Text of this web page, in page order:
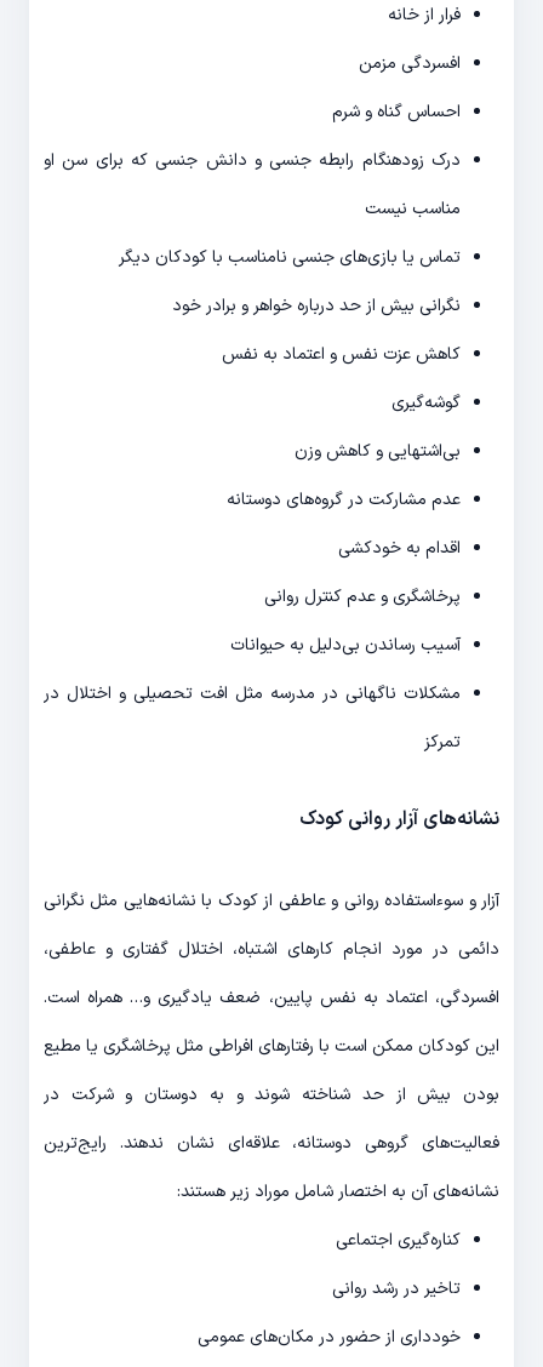
فرار از خانه
افسردگی مزمن
احساس گناه و شرم
درک زودهنگام رابطه جنسی و دانش جنسی که برای سن او
مناسب نیست
تماس یا بازی‌های جنسی نامناسب با کودکان دیگر
نگرانی بیش از حد درباره خواهر و برادر خود
کاهش عزت نفس و اعتماد به نفس
گوشه‌گیری
بی‌اشتهایی و کاهش وزن
عدم مشارکت در گروه‌های دوستانه
اقدام به خودکشی
پرخاشگری و عدم کنترل روانی
آسیب رساندن بی‌دلیل به حیوانات
مشکلات ناگهانی در مدرسه مثل افت تحصیلی و اختلال در
تمرکز
نشانه‌های آزار روانی کودک
آزار و سوء‌استفاده روانی و عاطفی از کودک با نشانه‌هایی مثل نگرانی
دائمی در مورد انجام کارهای اشتباه، اختلال گفتاری و عاطفی،
افسردگی، اعتماد به نفس پایین، ضعف یادگیری و… همراه است.
این کودکان ممکن است با رفتارهای افراطی مثل پرخاشگری یا مطیع
بودن بیش از حد شناخته شوند و به دوستان و شرکت در
فعالیت‌های گروهی دوستانه، علاقه‌ای نشان ندهند. رایج‌ترین
نشانه‌های آن به اختصار شامل موراد زیر هستند:
کناره‌گیری اجتماعی
تاخیر در رشد روانی
خودداری از حضور در مکان‌های عمومی